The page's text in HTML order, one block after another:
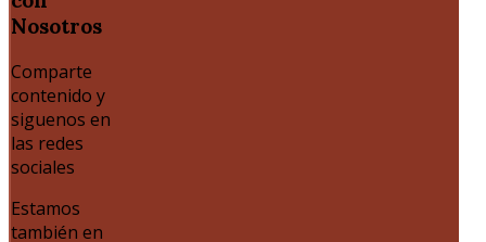
Nosotros
Comparte
contenido y
siguenos en
las redes
sociales
Estamos
también en